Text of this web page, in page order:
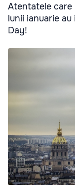
Atentatele care
lunii ianuarie
Day!